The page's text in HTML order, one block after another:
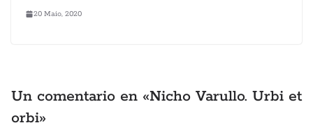
20 Maio, 2020
Un comentario en «Nicho Varullo. Urbi et
orbi»